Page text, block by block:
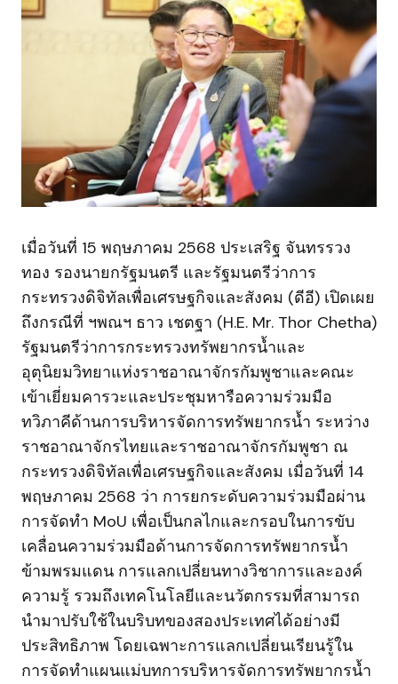
เมื่อวันที่ 15 พฤษภาคม 2568 ประเสริฐ จันทรรวง
ทอง รองนายกรัฐมนตรี และรัฐมนตรีว่าการ
กระทรวงดิจิทัลเพื่อเศรษฐกิจและสังคม (ดีอี) เปิดเผย
ถึงกรณีที่ ฯพณฯ ธาว เชตฐา (H.E. Mr. Thor Chetha)
รัฐมนตรีว่าการกระทรวงทรัพยากรน้ำและ
อุตุนิยมวิทยาแห่งราชอาณาจักรกัมพูชาและคณะ
เข้าเยี่ยมคารวะและประชุมหารือความร่วมมือ
ทวิภาคีด้านการบริหารจัดการทรัพยากรน้ำ ระหว่าง
ราชอาณาจักรไทยและราชอาณาจักรกัมพูชา ณ
กระทรวงดิจิทัลเพื่อเศรษฐกิจและสังคม เมื่อวันที่ 14
พฤษภาคม 2568 ว่า การยกระดับความร่วมมือผ่าน
การจัดทำ MoU เพื่อเป็นกลไกและกรอบในการขับ
เคลื่อนความร่วมมือด้านการจัดการทรัพยากรน้ำ
ข้ามพรมแดน การแลกเปลี่ยนทางวิชาการและองค์
ความรู้ รวมถึงเทคโนโลยีและนวัตกรรมที่สามารถ
นำมาปรับใช้ในบริบทของสองประเทศได้อย่างมี
ประสิทธิภาพ โดยเฉพาะการแลกเปลี่ยนเรียนรู้ใน
การจัดทำแผนแม่บทการบริหารจัดการทรัพยากรน้ำ